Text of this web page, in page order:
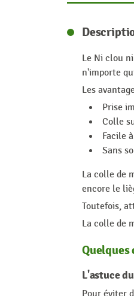
Le Ni clou
n'importe
Les
Prise
Colle
Facile
Sans
La colle de
encore le
Toutefois,
La colle de
L'astuce